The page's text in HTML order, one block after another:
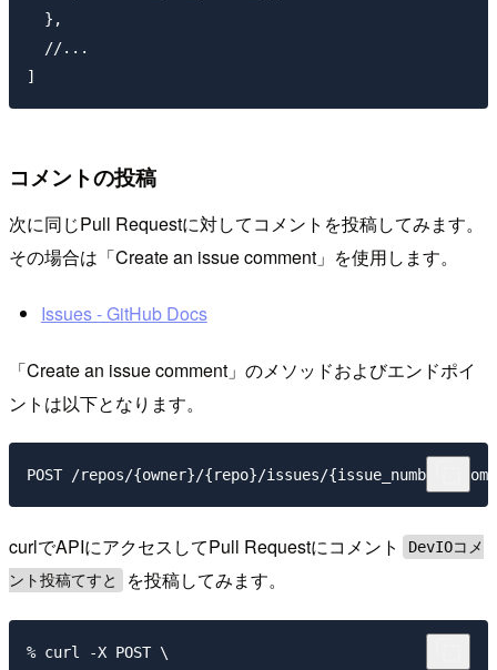
  },
  //...
コメントの投稿
次に同じPull Requestに対してコメントを投稿してみます。
その場合は「Create an issue comment」を使用します。
Issues - GitHub Docs
「Create an issue comment」のメソッドおよびエンドポイ
ントは以下となります。
curlでAPIにアクセスしてPull Requestにコメント
DevIOコメ
ント投稿てすと
を投稿してみます。
% curl -X POST \